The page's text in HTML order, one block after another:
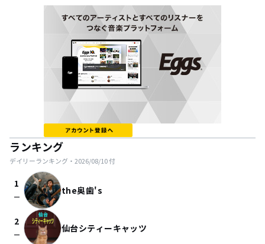
ランキング
デイリーランキング・ 2026/08/10付
1
check_indeterminate_small the奥歯's
2
check_indeterminate_small 仙台シティーキャッツ